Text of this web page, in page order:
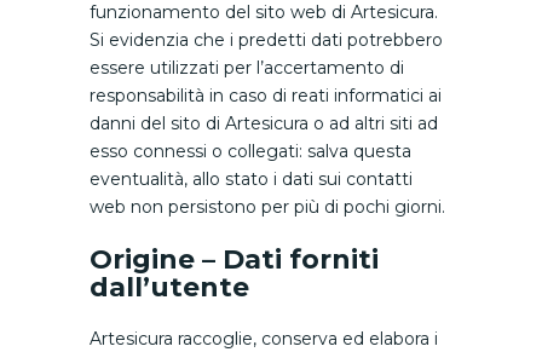
funzionamento del sito web di Artesicura.
Si evidenzia che i predetti dati potrebbero
essere utilizzati per l’accertamento di
responsabilità in caso di reati informatici ai
danni del sito di Artesicura o ad altri siti ad
esso connessi o collegati: salva questa
eventualità, allo stato i dati sui contatti
web non persistono per più di pochi giorni.
Origine – Dati forniti
dall’utente
Artesicura raccoglie, conserva ed elabora i